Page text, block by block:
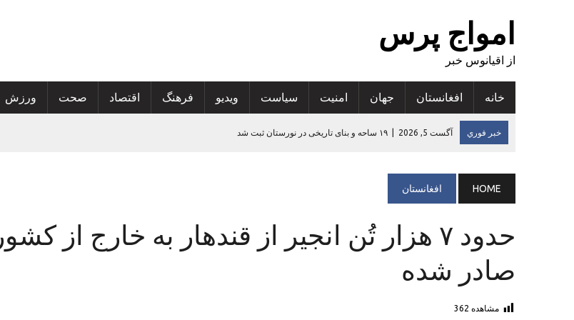
امواج پرس
از اقیانوس خبر
خانه افغانستان جهان امنيت سياست ویدیو فرهنگ اقتصاد صحت ورزش
خبر فوري آگست 5, 2026 یک مرد جوان در قندهار کمپاین برای جمع آوری کتاب های درسی اضافی راه اندازی کرده است.
آگست 4, 2026 | یک کتاب پژوهشی در مورد چالش‌ها و فرصت‌های بازگشت‌کنندگان در هرات مورد نقد و بررسی قرار گرفت.
|
HOME افغانستان
حدود ۷ هزار تُن انجیر از قندهار به خارج از کشور
صادر شده
مشاهده 362